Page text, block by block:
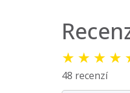
★ ★ ★ ★
48 recenzí